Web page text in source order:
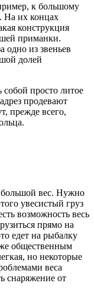
к большому
На их концах
конструкция
приманки.
одно из звеньев
долей
собой просто литое
продевают
прежде всего,
большой вес. Нужно
увесистый груз
возможность весь
прямо на
едет на рыбалку
общественным
но некоторые
веса
снаряжение от